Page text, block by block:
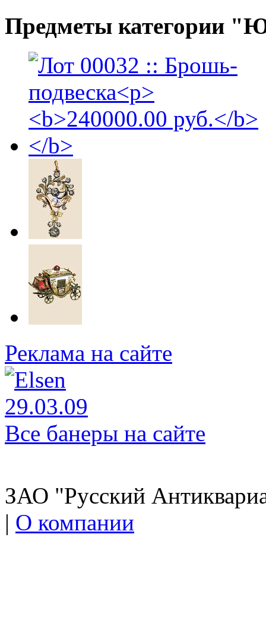
Предметы категории
Реклама на сайте
Все банеры на сайте
ЗАО "Русский
| О компании